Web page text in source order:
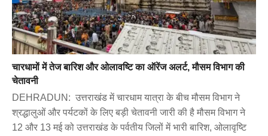
चारधामों में तेज बारिश और ओलावष्टि का ऑरेंज अलर्ट, मौसम विभाग की
चेतावनी
DEHRADUN: उत्तराखंड में चारधाम यात्रा के बीच मौसम विभाग ने
श्रद्धालुओं और पर्यटकों के लिए बड़ी चेतावनी जारी की है मौसम विभाग ने
12 और 13 मई को उत्तराखंड के पर्वतीय जिलों में भारी बारिश, ओलावृष्टि